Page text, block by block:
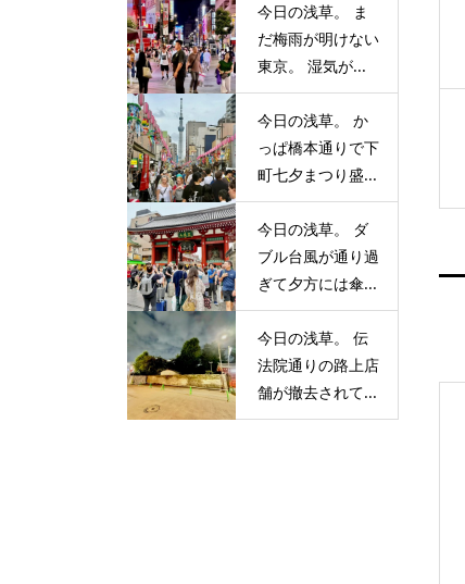
今日の浅草。 ま
だ梅雨が明けない
東京。 湿気が...
今日の浅草。 か
っぱ橋本通りで下
町七夕まつり盛...
今日の浅草。 ダ
ブル台風が通り過
ぎて夕方には傘...
今日の浅草。 伝
法院通りの路上店
舗が撤去されて...